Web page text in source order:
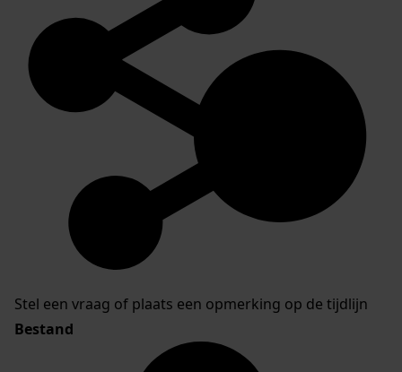
Stel een vraag of plaats een opmerking op de tijdlijn
Bestand